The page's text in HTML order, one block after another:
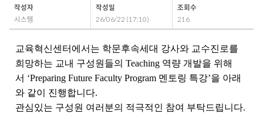
작성자
시스템
작성일
26/06/22 (17:10)
조회수
216
교육혁신센터에서는 학문후속세대 강사와 교수진로를
희망하는 교내 구성원들의 Teaching 역량 개발을 위해
서 ‘Preparing Future Faculty Program 멘토링 특강’을 아래
와 같이 진행합니다.
관심있는 구성원 여러분의 적극적인 참여 부탁드립니다.